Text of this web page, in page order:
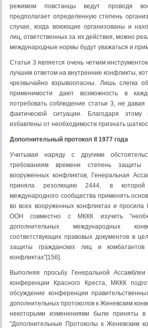
режимом повстанцы ведут проводя
предполагает определенную степень
случае, когда воюющие организованы и
лиц, ответственных за их действия, можно
международные нормы будут уважаться и
Статья 3 является очень четким
лучшим ответом на внутренние конфликты,
чрезвычайно взрывоопасны. Лишь слегка
применимости дают возможность в
потребовать соблюдение статьи 3, не давая
фактической ситуации. Благодаря
избавлены от необходимости признать
Дополнительный протокол 1977 года
Учитывая наряду с другими
требованиям времени степень защиты
вооруженных конфликтов, Генеральная
приняла резолюцию 2444, в которой
международного сообщества применять
во всех вооруженных конфликтах и просила
ООН совместно с МККК изучить
дополнительных международных
соответствующих правовых документов в
защиты гражданских лиц и
конфликтах”[156].
Выполняя просьбу Генеральной
конференции Красного Креста, МККК
обсуждение конференции
дополнительных протоколов к Женевским
некоторыми изменениями были приняты
"Дополнительные Протоколы к Женевским